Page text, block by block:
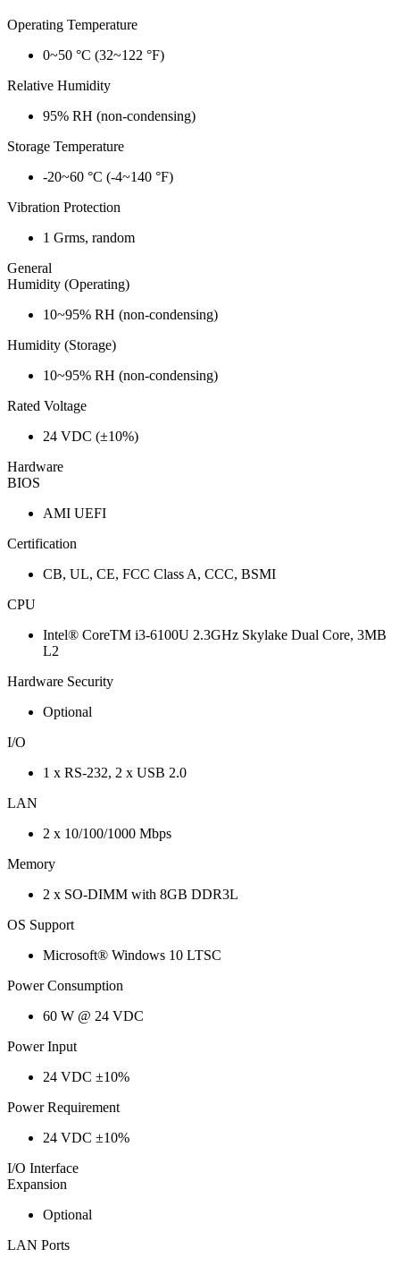
Operating Temperature
0~50 °C (32~122 °F)
Relative Humidity
95% RH (non-condensing)
Storage Temperature
-20~60 °C (-4~140 °F)
Vibration Protection
1 Grms, random
General
Humidity (Operating)
10~95% RH (non-condensing)
Humidity (Storage)
10~95% RH (non-condensing)
Rated Voltage
24 VDC (±10%)
Hardware
BIOS
AMI UEFI
Certification
CB, UL, CE, FCC Class A, CCC, BSMI
CPU
Intel® CoreTM i3-6100U 2.3GHz Skylake Dual Core, 3MB
L2
Hardware Security
Optional
I/O
1 x RS-232, 2 x USB 2.0
LAN
2 x 10/100/1000 Mbps
Memory
2 x SO-DIMM with 8GB DDR3L
OS Support
Microsoft® Windows 10 LTSC
Power Consumption
60 W @ 24 VDC
Power Input
24 VDC ±10%
Power Requirement
24 VDC ±10%
I/O Interface
Expansion
Optional
LAN Ports